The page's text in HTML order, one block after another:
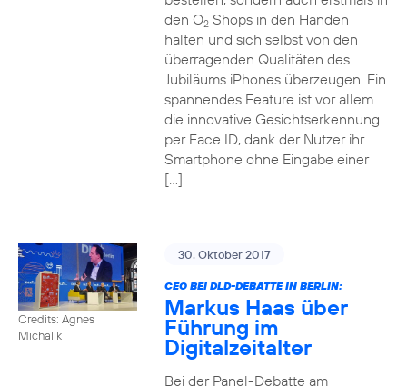
den O2Shops in den Händen
halten und sich selbst von den
überragenden Qualitäten des
Jubiläums iPhones überzeugen. Ein
spannendes Feature ist vor allem
die innovative Gesichtserkennung
per Face ID, dank der Nutzer ihr
Smartphone ohne Eingabe einer
[…]
Credits: Agnes
Michalik
30. Oktober 2017
CEO BEI DLD-DEBATTE IN BERLIN:
Markus Haas über
Führung im
Digitalzeitalter
Bei der Panel-Debatte am